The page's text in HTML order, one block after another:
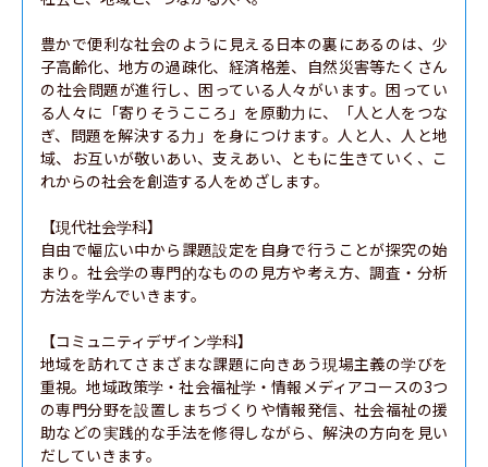
豊かで便利な社会のように見える日本の裏にあるのは、少
子高齢化、地方の過疎化、経済格差、自然災害等たくさん
の社会問題が進行し、困っている人々がいます。困ってい
る人々に「寄りそうこころ」を原動力に、「人と人をつな
ぎ、問題を解決する力」を身につけます。人と人、人と地
域、お互いが敬いあい、支えあい、ともに生きていく、こ
れからの社会を創造する人をめざします。
【現代社会学科】
自由で幅広い中から課題設定を自身で行うことが探究の始
まり。社会学の専門的なものの見方や考え方、調査・分析
方法を学んでいきます。
【コミュニティデザイン学科】
地域を訪れてさまざまな課題に向きあう現場主義の学びを
重視。地域政策学・社会福祉学・情報メディアコースの3つ
の専門分野を設置しまちづくりや情報発信、社会福祉の援
助などの実践的な手法を修得しながら、解決の方向を見い
だしていきます。